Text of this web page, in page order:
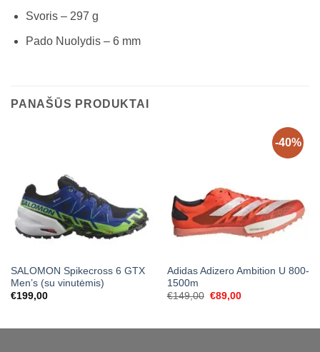
Svoris – 297 g
Pado Nuolydis – 6 mm
PANAŠŪS PRODUKTAI
SALOMON Spikecross 6 GTX
Men’s (su vinutėmis)
€199,00
-40%
Adidas Adizero Ambition U 800-
1500m
€149,00 Original
€89,00Current